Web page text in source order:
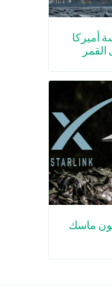
أميركا
ماسك